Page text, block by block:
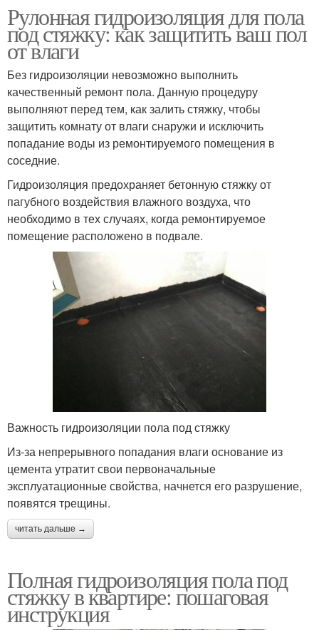
Рулонная гидроизоляция для пола
под стяжку: как защитить ваш пол
от влаги
Без гидроизоляции невозможно выполнить
качественный ремонт пола. Данную процедуру
выполняют перед тем, как залить стяжку, чтобы
защитить комнату от влаги снаружи и исключить
попадание воды из ремонтируемого помещения в
соседние.
Гидроизоляция предохраняет бетонную стяжку от
пагубного воздействия влажного воздуха, что
необходимо в тех случаях, когда ремонтируемое
помещение расположено в подвале.
Важность гидроизоляции пола под стяжку
Из-за непрерывного попадания влаги основание из
цемента утратит свои первоначальные
эксплуатационные свойства, начнется его разрушение,
появятся трещины.
читать дальше →
Полная гидроизоляция пола под
стяжку в квартире: пошаговая
инструкция